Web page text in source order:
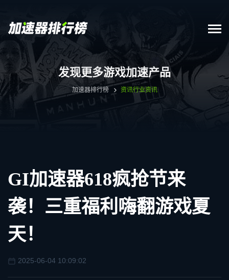
发现更多游戏加速产品
加速器排行榜 资讯行业资讯
GI加速器618疯抢节来
袭！三重福利嗨翻游戏夏
天！
2025-06-04 10:09:02